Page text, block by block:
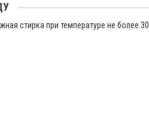
стирка при температуре не более 30